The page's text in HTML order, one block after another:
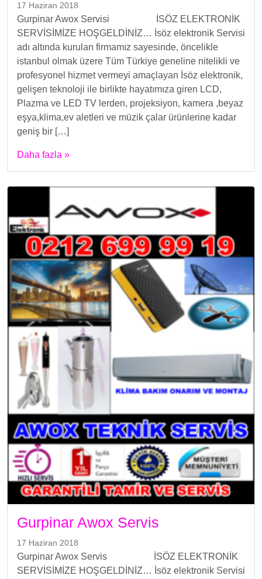
17 Haziran 2018
Gurpinar Awox Servisi İSÖZ ELEKTRONİK
SERVİSİMİZE HOŞGELDİNİZ… İsöz elektronik Servisi
adı altında kurulan firmamız sayesinde, öncelikle
istanbul olmak üzere Tüm Türkiye geneline nitelikli ve
profesyonel hizmet vermeyi amaçlayan İsöz elektronik,
gelişen teknoloji ile birlikte hayatımıza giren LCD,
Plazma ve LED TV lerden, projeksiyon, kamera ,beyaz
eşya,klima,ev aletleri ve müzik çalar ürünlerine kadar
geniş bir […]
Daha fazla »
Gurpinar Awox Servis
17 Haziran 2018
Gurpinar Awox Servis İSÖZ ELEKTRONİK
SERVİSİMİZE HOŞGELDİNİZ… İsöz elektronik Servisi